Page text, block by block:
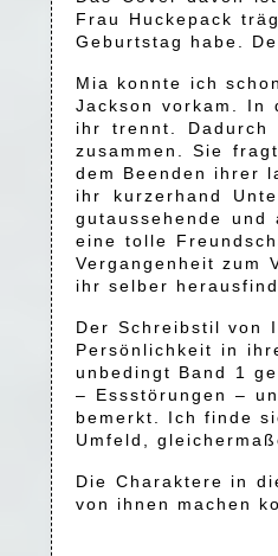
Frau Huckepack
Geburtstag habe.
Mia konnte ich
Jackson vorkam. In
ihr trennt.
zusammen. Sie
dem Beenden ihrer
ihr kurzerhand
gutaussehende
eine tolle
Vergangenheit zum
ihr selber
Der Schreibstil von
Persönlichkeit in
unbedingt Band 1
– Essstörungen –
bemerkt. Ich finde
Umfeld,
Die Charaktere in
von ihnen machen